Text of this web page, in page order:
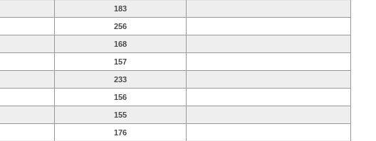
183
256
168
157
233
156
155
176